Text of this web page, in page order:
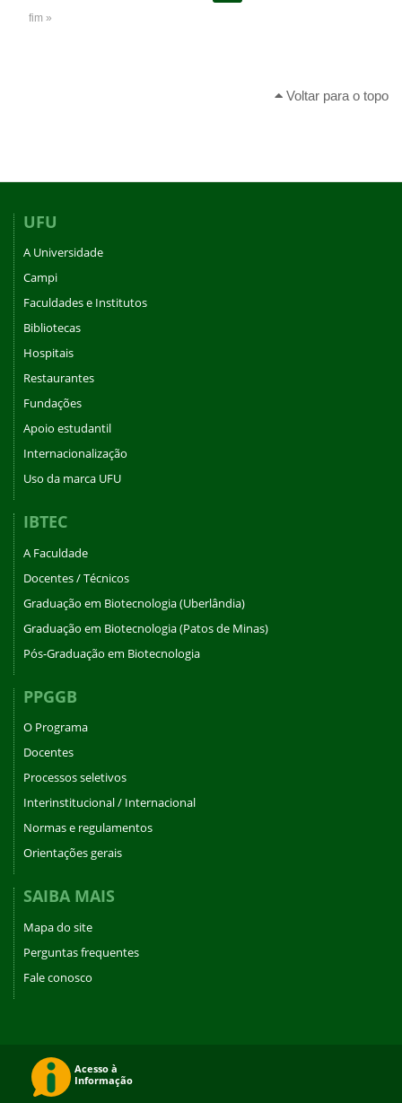
fim »
Voltar para o topo
UFU
A Universidade
Campi
Faculdades e Institutos
Bibliotecas
Hospitais
Restaurantes
Fundações
Apoio estudantil
Internacionalização
Uso da marca UFU
IBTEC
A Faculdade
Docentes / Técnicos
Graduação em Biotecnologia (Uberlândia)
Graduação em Biotecnologia (Patos de Minas)
Pós-Graduação em Biotecnologia
PPGGB
O Programa
Docentes
Processos seletivos
Interinstitucional / Internacional
Normas e regulamentos
Orientações gerais
SAIBA MAIS
Mapa do site
Perguntas frequentes
Fale conosco